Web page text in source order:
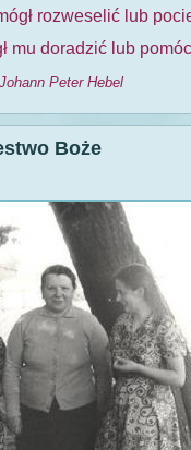
rozweselić lub
mu doradzić lub
Johann Peter Hebel
Boże